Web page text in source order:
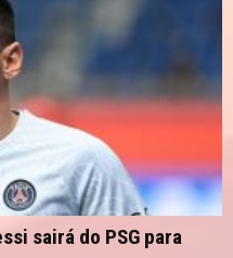
sairá do PSG para